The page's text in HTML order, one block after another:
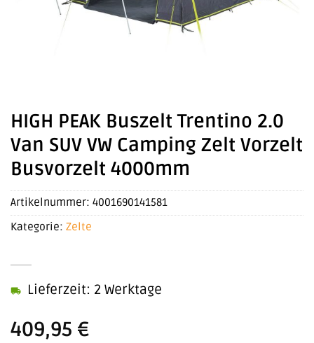
HIGH PEAK Buszelt Trentino 2.0
Van SUV VW Camping Zelt Vorzelt
Busvorzelt 4000mm
409,95 €
Lieferzeit: 2 Werktage
Artikelnummer: 4001690141581
Kategorie: Zelte